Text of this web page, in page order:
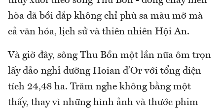
hòa đã bồi đắp không chỉ phù sa màu mỡ mà
cả văn hóa, lịch sử và thiên nhiên Hội An.
Và giờ đây, sông Thu Bồn một lần nữa ôm trọn
lấy đảo nghỉ dưỡng Hoian d’Or với tổng diện
tích 24,48 ha. Trăm nghe không bằng một
thấy, thay vì những hình ảnh và thước phim